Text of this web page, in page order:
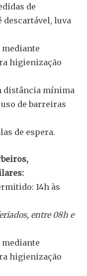
de
descartável, luva
higienização
distância mínima
uso de barreiras
de espera.
14h às
entre 08h e
higienização